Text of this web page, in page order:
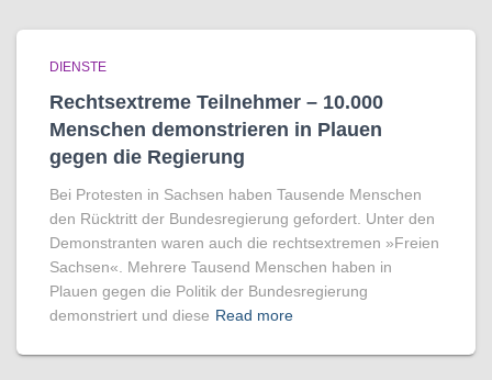
DIENSTE
Rechtsextreme Teilnehmer – 10.000
Menschen demonstrieren in Plauen
gegen die Regierung
Bei Protesten in Sachsen haben Tausende Menschen
den Rücktritt der Bundesregierung gefordert. Unter den
Demonstranten waren auch die rechtsextremen »Freien
Sachsen«. Mehrere Tausend Menschen haben in
Plauen gegen die Politik der Bundesregierung
demonstriert und diese Read more